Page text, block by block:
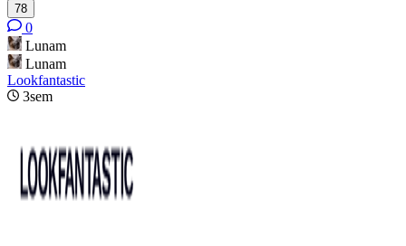
78
0
Lunam
Lunam
Lookfantastic
3sem